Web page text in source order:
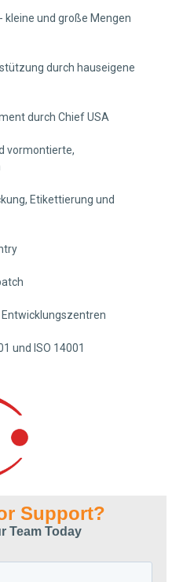
kleine und große Mengen
durch hauseigene
durch Chief USA
vormontierte,
Etikettierung und
und ISO 14001